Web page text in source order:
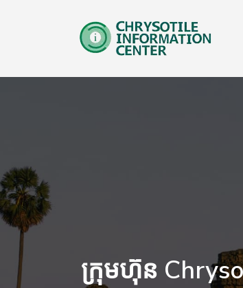
ក្រុមហ៊ុន